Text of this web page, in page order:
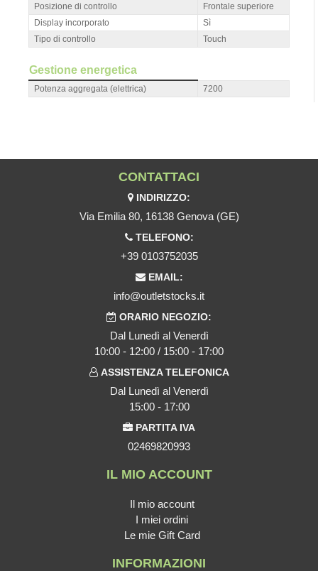
Posizione di controllo
Frontale superiore
Display incorporato
Sì
Tipo di controllo
Touch
Gestione energetica
Potenza aggregata (elettrica) 7200
CONTATTACI
INDIRIZZO:
Via Emilia 80, 16138 Genova (GE)
TELEFONO:
+39 0103752035
EMAIL:
info@outletstocks.it
ORARIO NEGOZIO:
Dal Lunedì al Venerdì
10:00 - 12:00 / 15:00 - 17:00
ASSISTENZA TELEFONICA
Dal Lunedì al Venerdì
15:00 - 17:00
PARTITA IVA
02469820993
IL MIO ACCOUNT
Il mio account
I miei ordini
Le mie Gift Card
INFORMAZIONI